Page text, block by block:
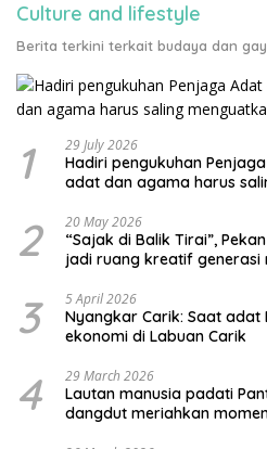
Culture and lifestyle
Berita terkini terkait budaya dan
1 29 July 2026
Hadiri pengukuhan
adat dan agama harus
2 20 May 2026
“Sajak di Balik Tirai”,
jadi ruang kreatif generasi
3 5 April 2026
Nyangkar Carik: Saat adat
ekonomi di Labuan Carik
4 29 March 2026
Lautan manusia padati
dangdut meriahkan